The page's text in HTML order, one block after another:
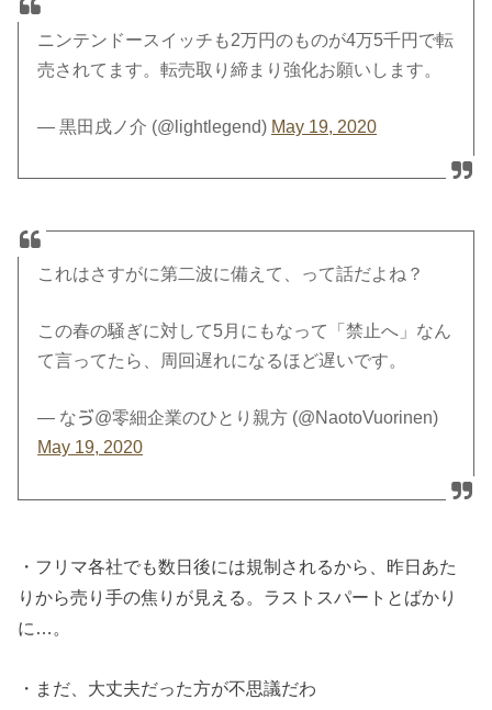
ニンテンドースイッチも2万円のものが4万5千円で転
売されてます。転売取り締まり強化お願いします。
— 黒田戌ノ介 (@lightlegend) May 19, 2020
これはさすがに第二波に備えて、って話だよね？
この春の騒ぎに対して5月にもなって「禁止へ」なん
て言ってたら、周回遅れになるほど遅いです。
— なゔ@零細企業のひとり親方 (@NaotoVuorinen)
May 19, 2020
・フリマ各社でも数日後には規制されるから、昨日あた
りから売り手の焦りが見える。ラストスパートとばかり
に…。
・まだ、大丈夫だった方が不思議だわ